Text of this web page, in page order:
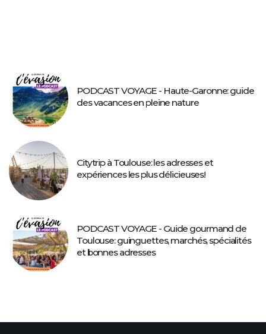
PODCAST VOYAGE - Haute-Garonne: guide
des vacances en pleine nature
Citytrip à Toulouse: les adresses et
expériences les plus délicieuses!
PODCAST VOYAGE - Guide gourmand de
Toulouse: guinguettes, marchés, spécialités
et bonnes adresses